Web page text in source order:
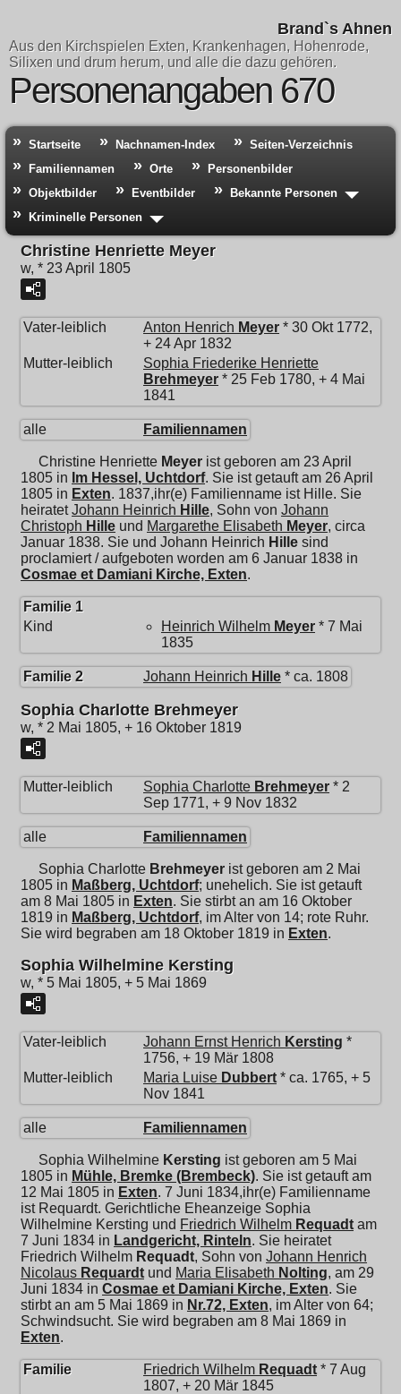
Brand`s Ahnen
Aus den Kirchspielen Exten, Krankenhagen, Hohenrode,
Silixen und drum herum, und alle die dazu gehören.
Personenangaben 670
Startseite Nachnamen-Index
Seiten-Verzeichnis
Familiennamen
Orte
Personenbilder
Objektbilder
Eventbilder
Bekannte Personen
Kriminelle Personen
Christine Henriette Meyer
w, * 23 April 1805
Vater-leiblich Anton Henrich Meyer * 30 Okt 1772,
+ 24 Apr 1832
Mutter-leiblich
Sophia Friederike Henriette
Brehmeyer * 25 Feb 1780, + 4 Mai
1841
alle Familiennamen
Christine Henriette Meyer ist geboren am 23 April
1805 in Im Hessel, Uchtdorf. Sie ist getauft am 26 April
1805 in Exten. 1837,ihr(e) Familienname ist Hille. Sie
heiratetJohann Heinrich Hille, Sohn von Johann
Christoph Hille und Margarethe Elisabeth Meyer, circa
Januar 1838. Sie und Johann Heinrich Hille sind
proclamiert / aufgeboten worden am 6 Januar 1838 in
Cosmae et Damiani Kirche, Exten.
Familie 1
Kind
Heinrich Wilhelm Meyer * 7 Mai
1835
Familie 2 Johann Heinrich Hille * ca. 1808
Sophia Charlotte Brehmeyer
w, * 2 Mai 1805, + 16 Oktober 1819
Mutter-leiblich Sophia Charlotte Brehmeyer * 2
Sep 1771, + 9 Nov 1832
alle Familiennamen
Sophia Charlotte Brehmeyer ist geboren am 2 Mai
1805 in Maßberg, Uchtdorf; unehelich. Sie ist getauft
am 8 Mai 1805 in Exten. Sie stirbt an am 16 Oktober
1819 in Maßberg, Uchtdorf, im Alter von 14; rote Ruhr.
Sie wird begraben am 18 Oktober 1819 in Exten.
Sophia Wilhelmine Kersting
w, * 5 Mai 1805, + 5 Mai 1869
Vater-leiblich Johann Ernst Henrich Kersting *
1756, + 19 Mär 1808
Mutter-leiblich
Maria Luise Dubbert * ca. 1765, + 5
Nov 1841
alle Familiennamen
Sophia Wilhelmine Kersting ist geboren am 5 Mai
1805 in Mühle, Bremke (Brembeck). Sie ist getauft am
12 Mai 1805 in Exten. 7 Juni 1834,ihr(e) Familienname
ist Requardt. Gerichtliche Eheanzeige Sophia
Wilhelmine Kersting und Friedrich Wilhelm Requadt am
7 Juni 1834 in Landgericht, Rinteln. Sie heiratet
Friedrich Wilhelm Requadt, Sohn von Johann Henrich
Nicolaus Requardt und Maria Elisabeth Nolting, am 29
Juni 1834 in Cosmae et Damiani Kirche, Exten. Sie
stirbt an am 5 Mai 1869 in Nr.72, Exten, im Alter von 64;
Schwindsucht. Sie wird begraben am 8 Mai 1869 in
Exten.
Familie Friedrich Wilhelm Requadt * 7 Aug
1807, + 20 Mär 1845